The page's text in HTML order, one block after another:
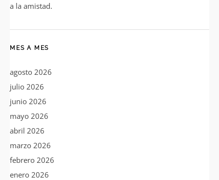
a la amistad.
MES A MES
agosto 2026
julio 2026
junio 2026
mayo 2026
abril 2026
marzo 2026
febrero 2026
enero 2026